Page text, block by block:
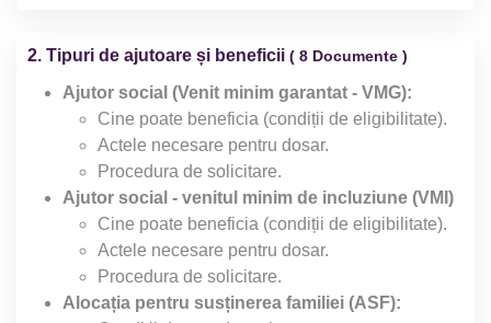
2. Tipuri de ajutoare și beneficii ( 8 Documente )
Ajutor social (Venit minim garantat - VMG):
Cine poate beneficia (condiții de eligibilitate).
Actele necesare pentru dosar.
Procedura de solicitare.
Ajutor social - venitul minim de incluziune (VMI)
Cine poate beneficia (condiții de eligibilitate).
Actele necesare pentru dosar.
Procedura de solicitare.
Alocația pentru susținerea familiei (ASF):